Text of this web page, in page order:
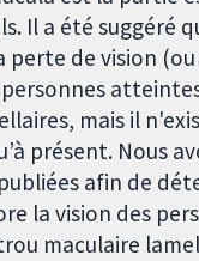
Il a été suggéré
perte de vision
mais il
présent. Nous
afin de
la vision des
maculaire